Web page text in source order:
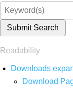
Submit Search
Readability
Downloads
Download